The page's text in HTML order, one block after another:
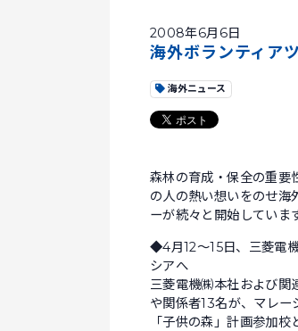
2008年6月6日
海外ボランティア
海外ニュース
森林の育成・保全の重要
の人の熱い想いをのせ海
ーが続々と開始していま
◆4月12～15日、三菱電
シアへ
三菱電機㈱本社および関
や関係者13名が、マレー
「子供の森」計画参加